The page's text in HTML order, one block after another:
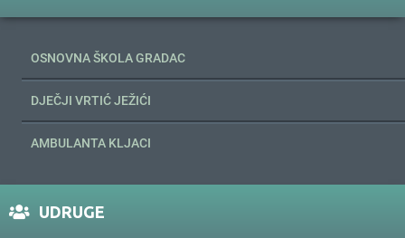
OSNOVNA ŠKOLA GRADAC
DJEČJI VRTIĆ JEŽIĆI
AMBULANTA KLJACI
UDRUGE